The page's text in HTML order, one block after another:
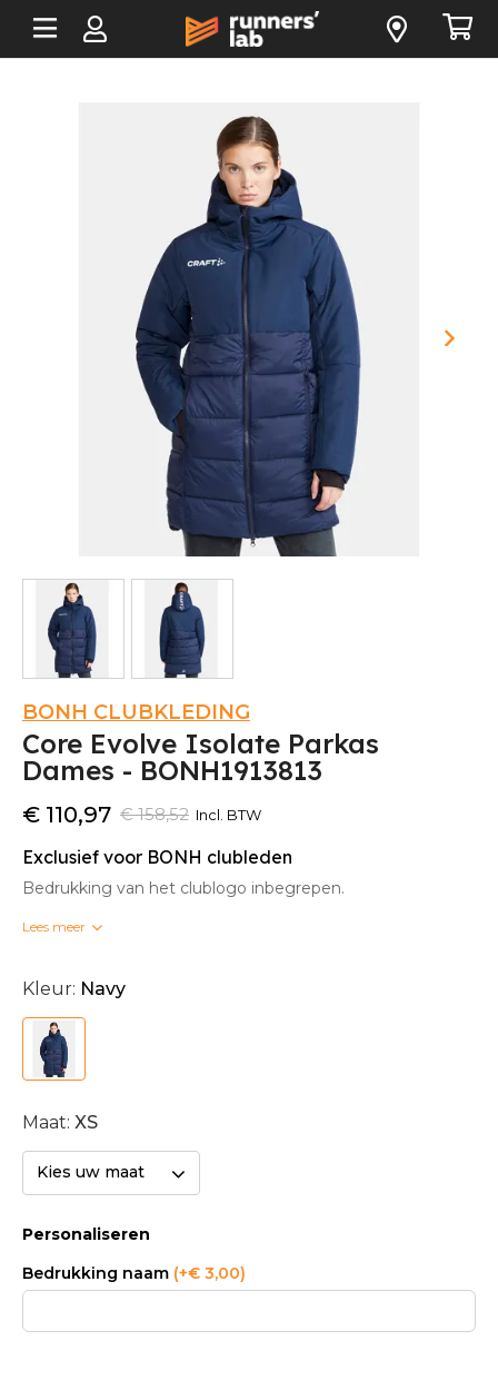
BONH CLUBKLEDING
Core Evolve Isolate Parkas
Dames - BONH1913813
€ 158,52
€ 110,97 Incl. BTW
Exclusief voor BONH clubleden
Bedrukking van het clublogo inbegrepen.
Bedrukte clubkleding kan niet omgeruild worden.
Lees meer
Kleur: Navy
Maat: XS
Kies uw maat
Personaliseren
Bedrukking naam (+€ 3,00)